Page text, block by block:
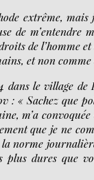
extrême,
de m’entendre
de l’homme
et non comme
le village
« Sachez que
m’a
que je ne
norme
plus dures que